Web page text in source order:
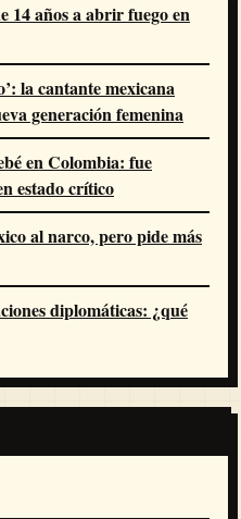
14 años a abrir fuego en
la cantante mexicana
generación femenina
en Colombia: fue
estado crítico
al narco, pero pide más
diplomáticas: ¿qué